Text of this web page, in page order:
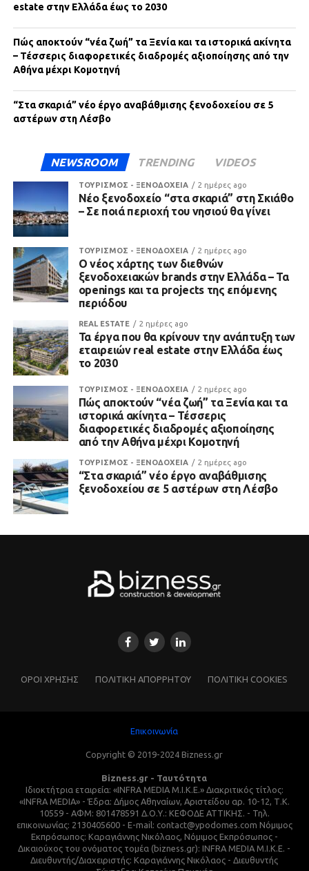
estate στην Ελλάδα έως το 2030
Πώς αποκτούν “νέα ζωή” τα Ξενία και τα ιστορικά ακίνητα
– Τέσσερις διαφορετικές διαδρομές αξιοποίησης από την
Αθήνα μέχρι Κομοτηνή
“Στα σκαριά” νέο έργο αναβάθμισης ξενοδοχείου σε 5
αστέρων στη Λέσβο
NEWSROOM TRENDING VIDEOS
ΤΟΥΡΙΣΜΟΣ - ΞΕΝΟΔΟΧΕΙΑ 2 ημέρες ago
Νέο ξενοδοχείο “στα σκαριά” στη Σκιάθο
– Σε ποιά περιοχή του νησιού θα γίνει
ΤΟΥΡΙΣΜΟΣ - ΞΕΝΟΔΟΧΕΙΑ 2 ημέρες ago
Ο νέος χάρτης των διεθνών
ξενοδοχειακών brands στην Ελλάδα – Τα
openings και τα projects της επόμενης
περιόδου
REAL ESTATE 2 ημέρες ago
Τα έργα που θα κρίνουν την ανάπτυξη των
εταιρειών real estate στην Ελλάδα έως
το 2030
ΤΟΥΡΙΣΜΟΣ - ΞΕΝΟΔΟΧΕΙΑ 2 ημέρες ago
Πώς αποκτούν “νέα ζωή” τα Ξενία και τα
ιστορικά ακίνητα – Τέσσερις
διαφορετικές διαδρομές αξιοποίησης
από την Αθήνα μέχρι Κομοτηνή
ΤΟΥΡΙΣΜΟΣ - ΞΕΝΟΔΟΧΕΙΑ 2 ημέρες ago
“Στα σκαριά” νέο έργο αναβάθμισης
ξενοδοχείου σε 5 αστέρων στη Λέσβο
ΌΡΟΙ ΧΡΗΣΗΣ ΠΟΛΙΤΙΚΗ ΑΠΟΡΡΗΤΟΥ ΠΟΛΙΤΙΚΗ COOKIES
Επικοινωνία
Copyright © 2019-2024 Bizness.gr
Bizness.gr - Ταυτότητα
Ιδιοκτήτρια εταιρεία: «INFRA MEDIA M.I.K.E.» Διακριτικός τίτλος:
«INFRA MEDIA» - Έδρα: Δήμος Αθηναίων, Αριστείδου αρ. 10-12, Τ.Κ.
10559 - ΑΦΜ: 801478591 Δ.Ο.Υ.: ΚΕΦΟΔΕ ΑΤΤΙΚΗΣ. - Τηλ.
επικοινωνίας: 2130405600 - E-mail: contact@ypodomes.com Νόμιμος
Εκπρόσωπος: Καραγιάννης Νικόλαος, Νόμιμος Εκπρόσωπος -
Δικαιούχος του ονόματος τομέα (bizness.gr): INFRA MEDIA M.I.K.E. -
Διευθυντής/Διαχειριστής: Καραγιάννης Νικόλαος - Διευθυντής